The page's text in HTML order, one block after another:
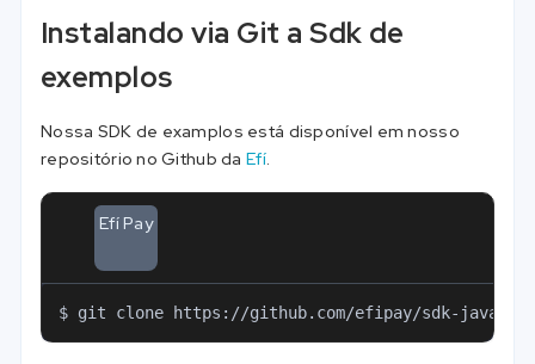
Instalando via Git a Sdk de
exemplos
Nossa SDK de examplos está disponível em nosso
repositório no Github da Efí.
Efí Pay
$ git clone https://github.com/efipay/sdk-java-